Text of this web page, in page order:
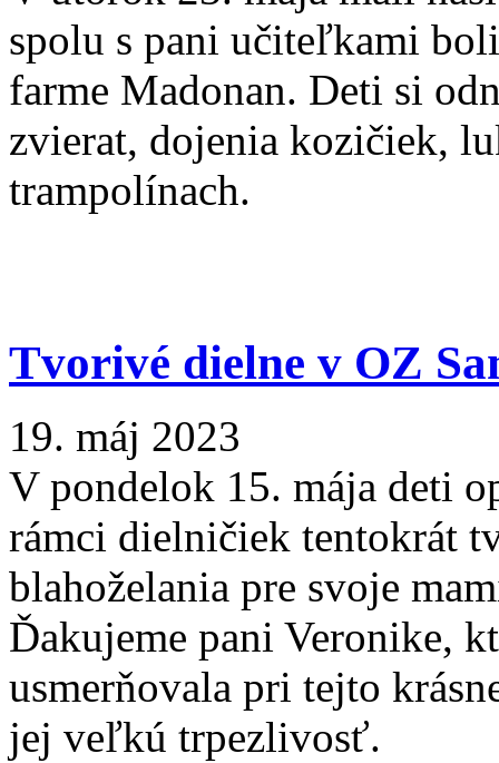
spolu s pani učiteľkami
farme Madonan. Deti si
zvierat, dojenia kozičiek,
trampolínach.
Tvorivé dielne v OZ
19. máj 2023
V pondelok 15. mája deti
rámci dielničiek tentokrát
blahoželania pre svoje
Ďakujeme pani Veronike,
usmerňovala pri tejto
jej veľkú trpezlivosť.